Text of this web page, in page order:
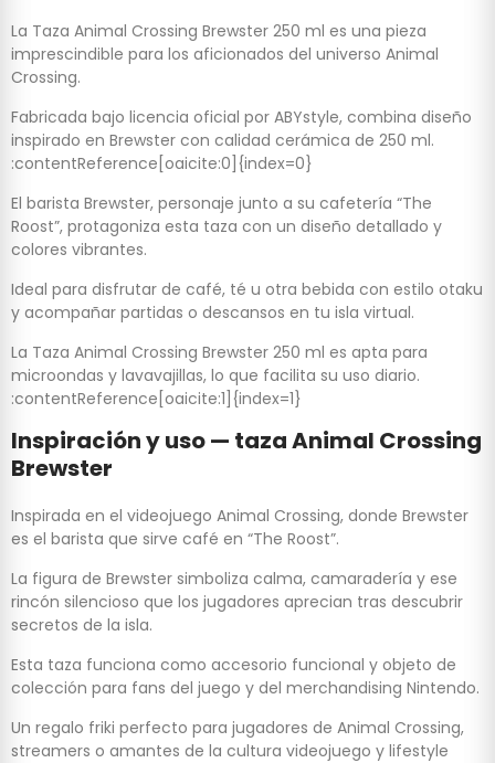
La Taza Animal Crossing Brewster 250 ml es una pieza
imprescindible para los aficionados del universo Animal
Crossing.
Fabricada bajo licencia oficial por ABYstyle, combina diseño
inspirado en Brewster con calidad cerámica de 250 ml.
:contentReference[oaicite:0]{index=0}
El barista Brewster, personaje junto a su cafetería “The
Roost”, protagoniza esta taza con un diseño detallado y
colores vibrantes.
Ideal para disfrutar de café, té u otra bebida con estilo otaku
y acompañar partidas o descansos en tu isla virtual.
La Taza Animal Crossing Brewster 250 ml es apta para
microondas y lavavajillas, lo que facilita su uso diario.
:contentReference[oaicite:1]{index=1}
Inspiración y uso — taza Animal Crossing
Brewster
Inspirada en el videojuego Animal Crossing, donde Brewster
es el barista que sirve café en “The Roost”.
La figura de Brewster simboliza calma, camaradería y ese
rincón silencioso que los jugadores aprecian tras descubrir
secretos de la isla.
Esta taza funciona como accesorio funcional y objeto de
colección para fans del juego y del merchandising Nintendo.
Un regalo friki perfecto para jugadores de Animal Crossing,
streamers o amantes de la cultura videojuego y lifestyle